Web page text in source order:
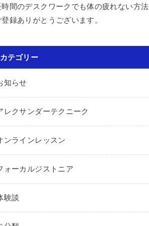
時間のデスクワークでも体の疲れない方法
登録ありがとうございます。
カテゴリー
知らせ
レクサンダーテクニーク
ンラインレッスン
ォーカルジストニア
験談